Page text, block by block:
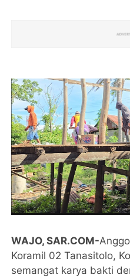
WAJO, SAR.COM-
Koramil 02 Tanasitolo,
semangat karya bakti